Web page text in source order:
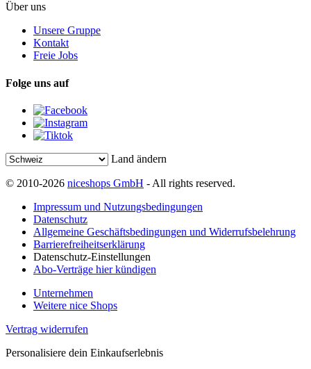
Über uns
Unsere Gruppe
Kontakt
Freie Jobs
Folge uns auf
Land ändern
© 2010-2026 niceshops GmbH - All rights reserved.
Impressum und Nutzungsbedingungen
Datenschutz
Allgemeine Geschäftsbedingungen und Widerrufsbelehrung
Barrierefreiheitserklärung
Datenschutz-Einstellungen
Abo-Verträge hier kündigen
Unternehmen
Weitere nice Shops
Vertrag widerrufen
Personalisiere dein Einkaufserlebnis